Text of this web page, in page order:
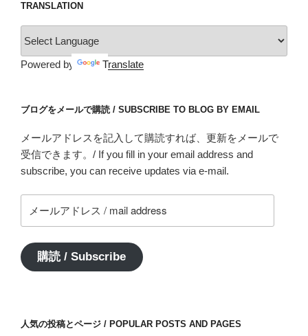
TRANSLATION
Powered by Translate
ブログをメールで購読 / SUBSCRIBE TO BLOG BY EMAIL
メールアドレスを記入して購読すれば、更新をメールで
受信できます。/ If you fill in your email address and
subscribe, you can receive updates via e-mail.
ー
ア
ド
購読 / Subscribe
人気の投稿とページ / POPULAR POSTS AND PAGES